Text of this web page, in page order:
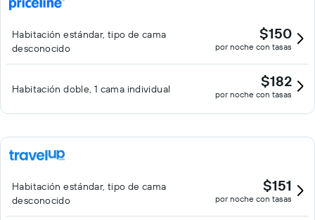
Habitación estándar, tipo de cama
desconocido
$150
por noche con tasas
Habitación doble, 1 cama individual $182
por noche con tasas
Habitación estándar, tipo de cama
desconocido
$151
por noche con tasas